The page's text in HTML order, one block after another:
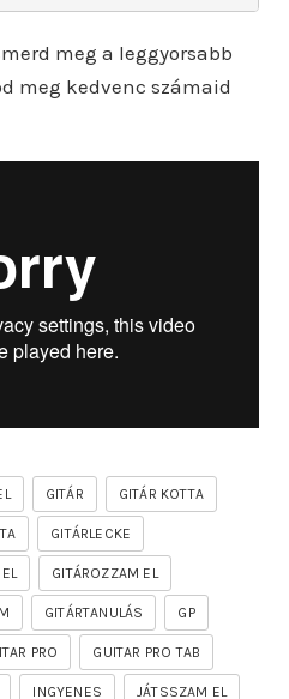
meg a leggyorsabb
meg kedvenc számaid
GITÁR GITÁR KOTTA
GITÁRLECKE
GITÁROZZAM EL
GITÁRTANULÁS GP
PRO GUITAR PRO TAB
INGYENES JÁTSSZAM EL